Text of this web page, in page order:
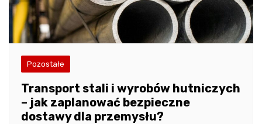
Pozostałe
Transport stali i wyrobów hutniczych
– jak zaplanować bezpieczne
dostawy dla przemysłu?